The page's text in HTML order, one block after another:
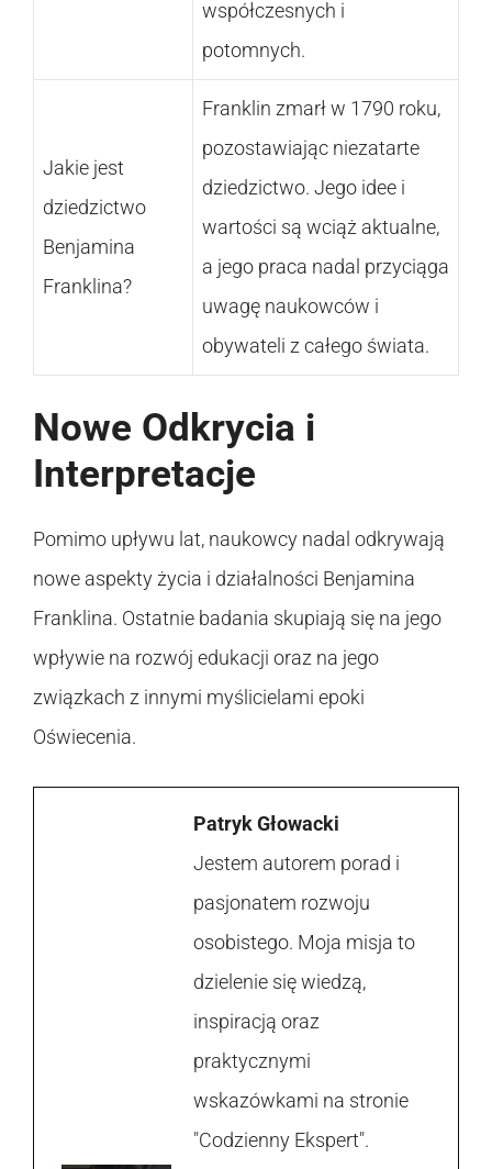
współczesnych i
potomnych.
Jakie jest
dziedzictwo
Benjamina
Franklina?
Franklin zmarł w 1790 roku,
pozostawiając niezatarte
dziedzictwo. Jego idee i
wartości są wciąż aktualne,
a jego praca nadal przyciąga
uwagę naukowców i
obywateli z całego świata.
Nowe Odkrycia i
Interpretacje
Pomimo upływu lat, naukowcy nadal odkrywają
nowe aspekty życia i działalności Benjamina
Franklina. Ostatnie badania skupiają się na jego
wpływie na rozwój edukacji oraz na jego
związkach z innymi myślicielami epoki
Oświecenia.
Patryk Głowacki
Jestem autorem porad i
pasjonatem rozwoju
osobistego. Moja misja to
dzielenie się wiedzą,
inspiracją oraz
praktycznymi
wskazówkami na stronie
"Codzienny Ekspert".